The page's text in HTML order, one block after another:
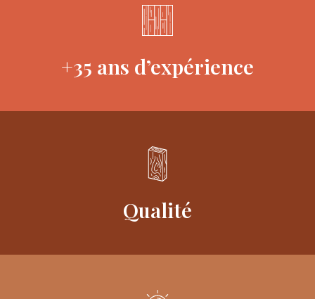
+35 ans d’expérience
Qualité